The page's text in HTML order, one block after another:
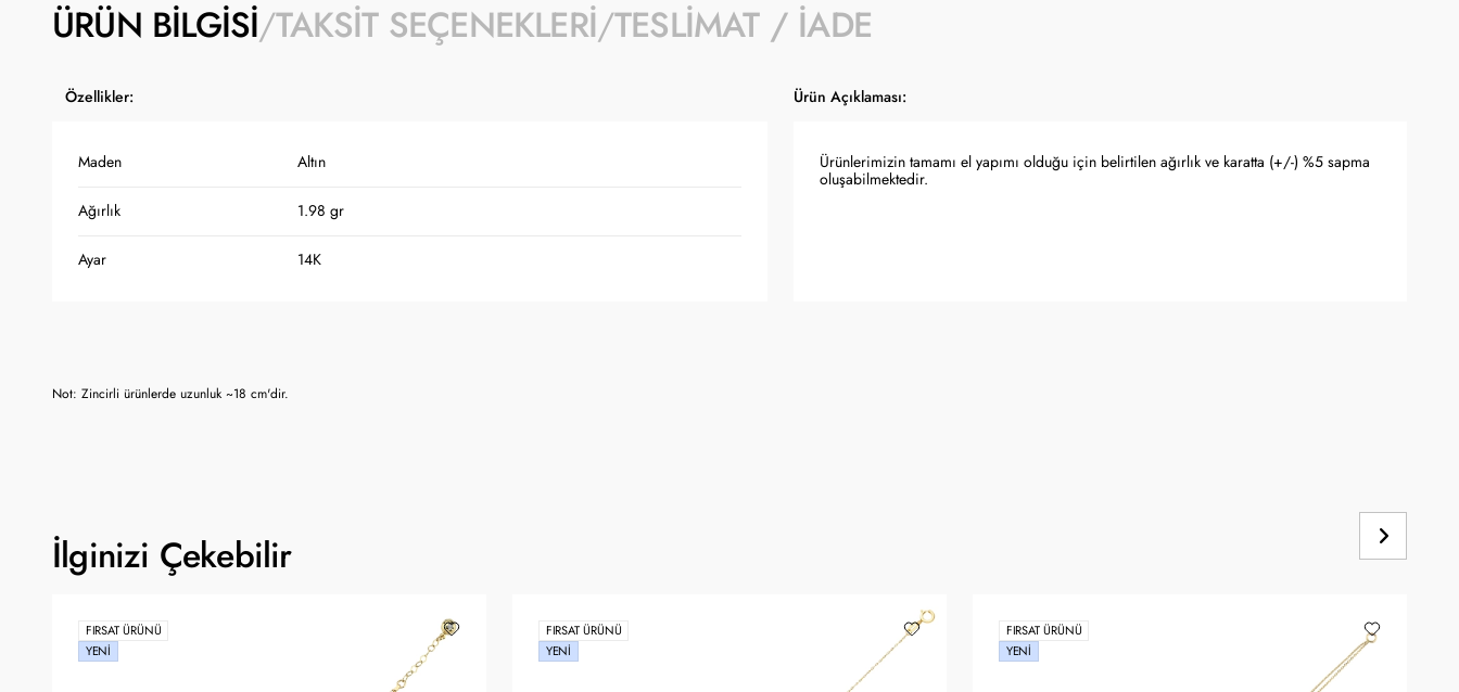
ÜRÜN BILGISI TAKSIT SEÇENEKLERI TESLIMAT / İADE
Özellikler: Ürün Açıklaması:
Maden Altın
Ağırlık 1.98 gr
Ayar 14K
Ürünlerimizin tamamı el yapımı olduğu için belirtilen ağırlık ve karatta (+/-) %5 sapma
oluşabilmektedir.
Not: Zincirli ürünlerde uzunluk ~18 cm'dir.
İlginizi Çekebilir
FIRSAT ÜRÜNÜ
YENI
FIRSAT ÜRÜNÜ
YENI
FIRSAT ÜRÜNÜ
YENI